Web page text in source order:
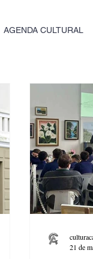
AGENDA CULTURAL
21 de